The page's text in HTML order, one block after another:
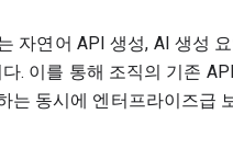
자연어 API 생성, AI 생성
. 이를 통해 조직의 기존
는 동시에 엔터프라이즈급